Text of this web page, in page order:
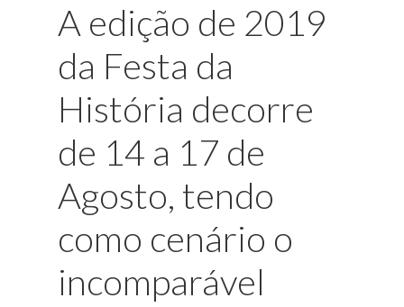
A edição de 2019
da Festa da
História decorre
de 14 a 17 de
Agosto, tendo
como cenário o
incomparável